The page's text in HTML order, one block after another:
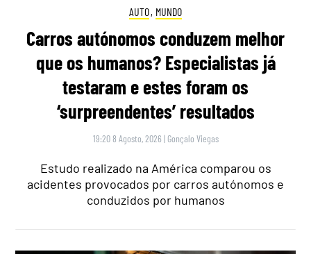
AUTO, MUNDO
Carros autónomos conduzem melhor
que os humanos? Especialistas já
testaram e estes foram os
‘surpreendentes’ resultados
19:20 8 Agosto, 2026 | Gonçalo Viegas
Estudo realizado na América comparou os
acidentes provocados por carros autónomos e
conduzidos por humanos